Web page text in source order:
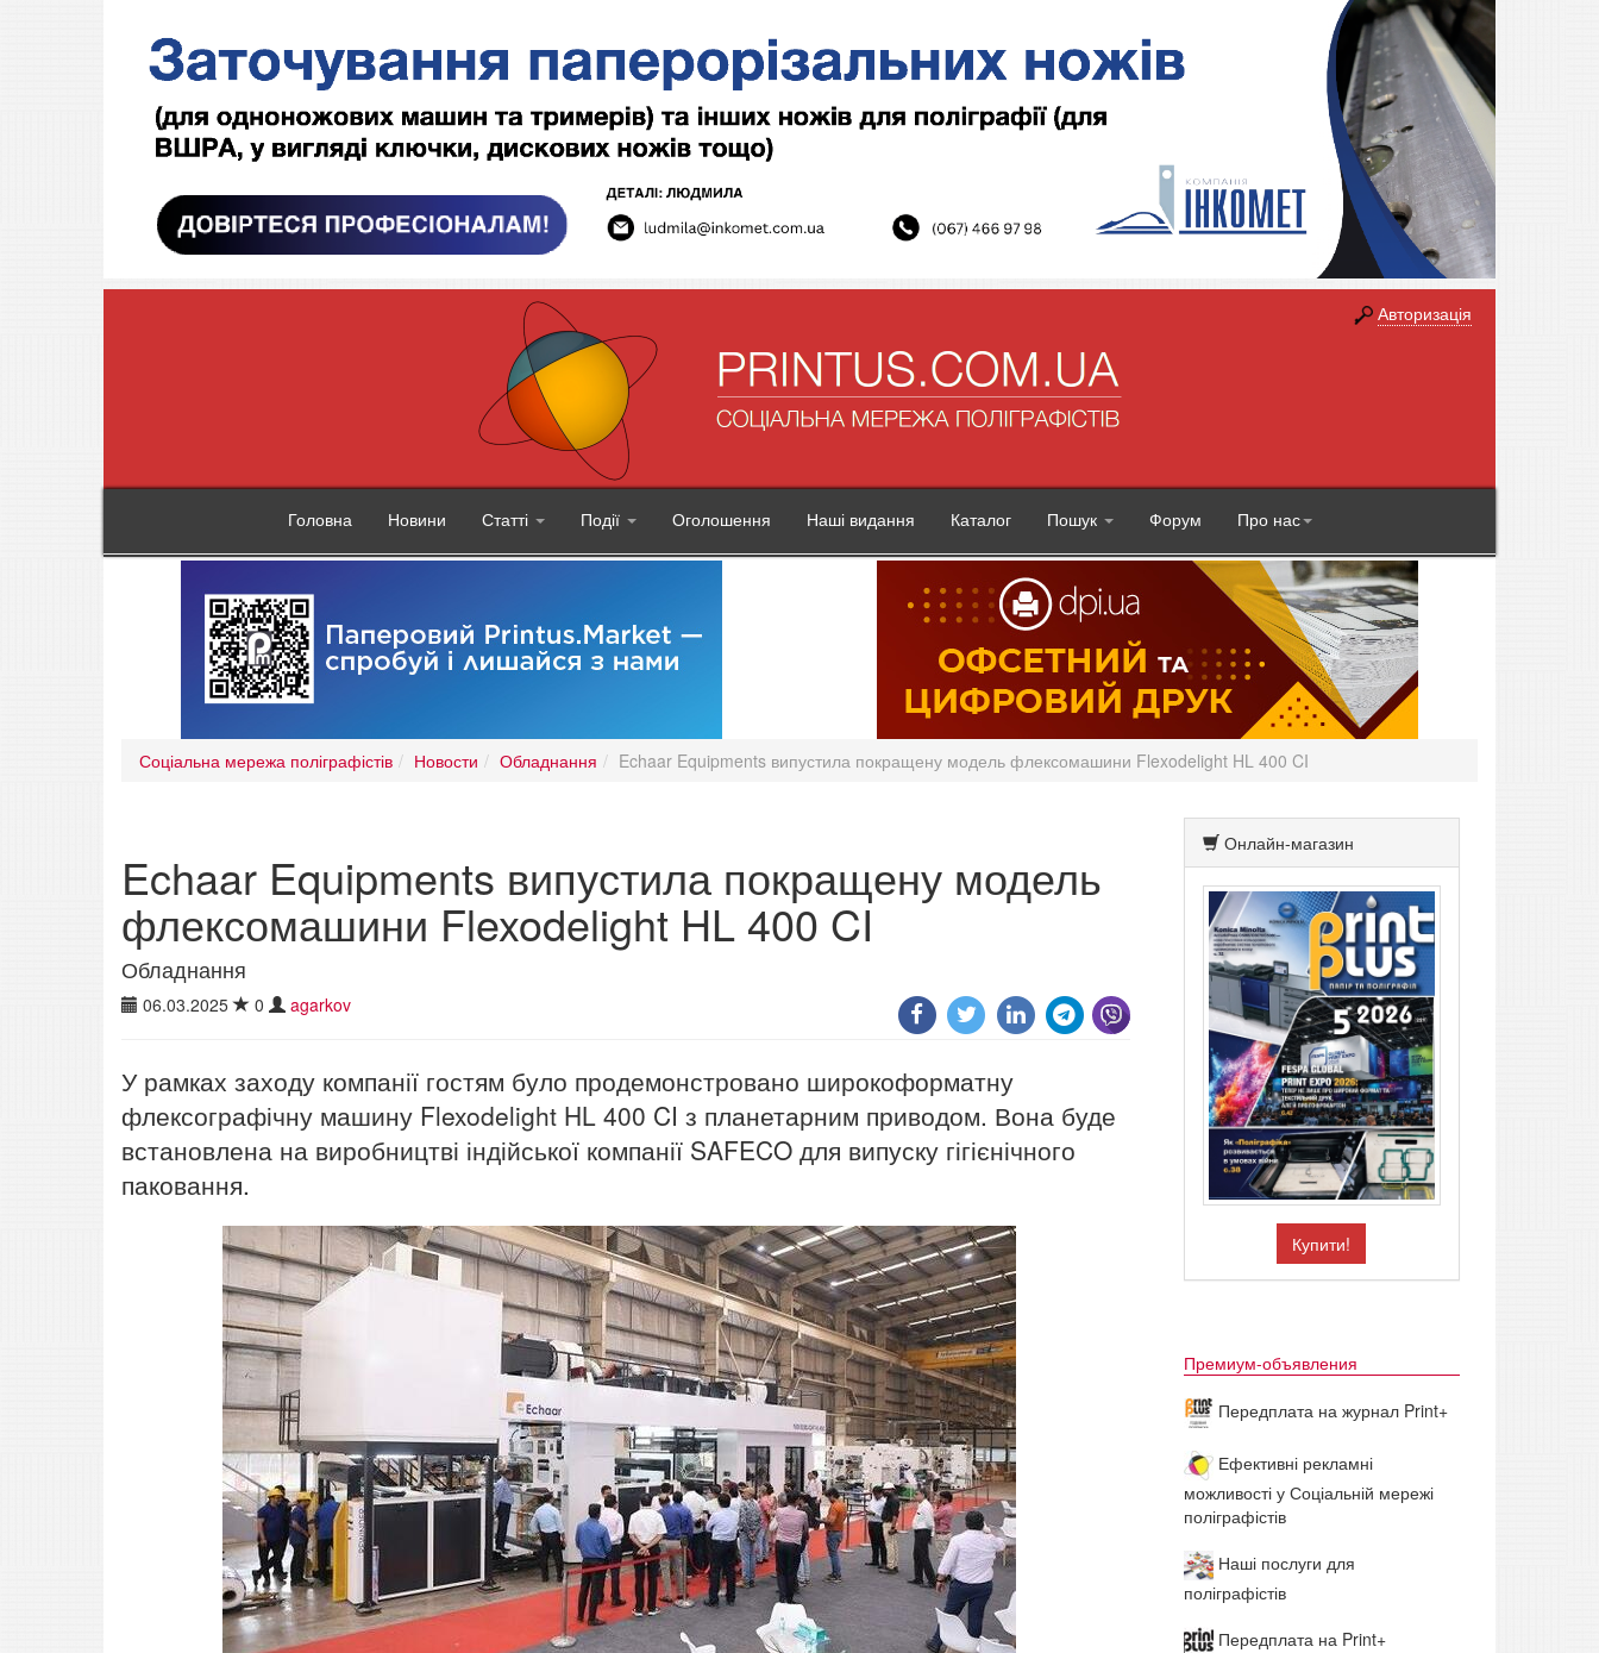
Авторизація
Головна Новини Статті Події Оголошення Наші видання Каталог Пошук Форум Про нас
Соціальна мережа поліграфістів Новости Обладнання Echaar Equipments випустила покращену модель флексомашини Flexodelight HL 400 CI
Echaar Equipments випустила покращену модель
флексомашини Flexodelight HL 400 CI
Обладнання
06.03.2025 0 agarkov
У рамках заходу компанії гостям було продемонстровано широкоформатну
флексографічну машину Flexodelight HL 400 CI з планетарним приводом. Вона буде
встановлена ​​на виробництві індійської компанії SAFECO для випуску гігієнічного
паковання.
Онлайн-магазин
Купити!
Премиум-объявления
Передплата на журнал Print+
Ефективні рекламні
можливості у Соціальній мережі
поліграфістів
Наші послуги для
поліграфістів
Передплата на Print+